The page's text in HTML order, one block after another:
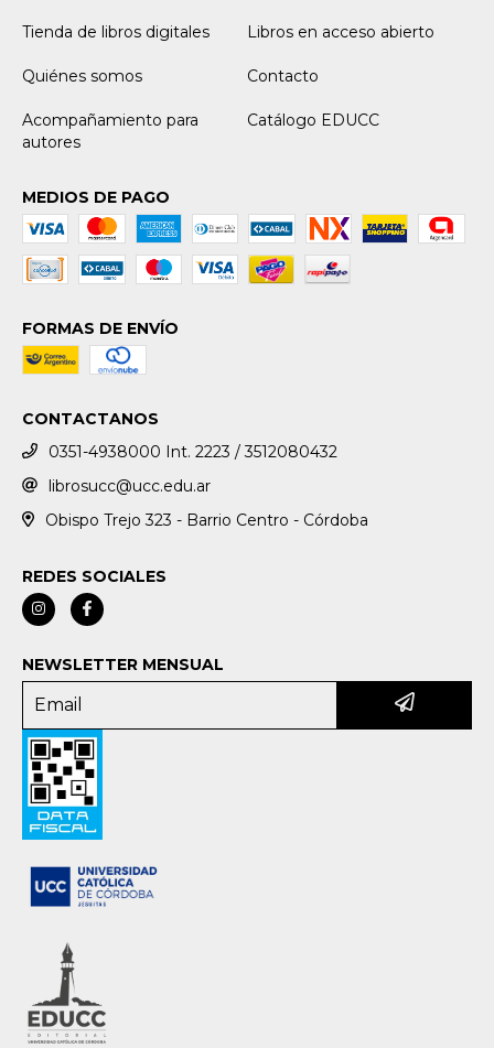
Tienda de libros digitales Libros en acceso abierto
Quiénes somos Contacto
Acompañamiento para
autores
Catálogo EDUCC
MEDIOS DE PAGO
FORMAS DE ENVÍO
CONTACTANOS
0351-4938000 Int. 2223 / 3512080432
librosucc@ucc.edu.ar
Obispo Trejo 323 - Barrio Centro - Córdoba
REDES SOCIALES
NEWSLETTER MENSUAL